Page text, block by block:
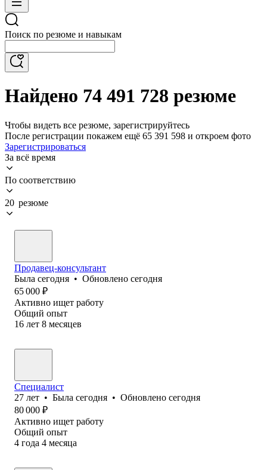
Поиск по резюме и навыкам
Найдено 74 491 728 резюме
Чтобы видеть все резюме, зарегистрируйтесь
После регистрации покажем ещё 65 391 598 и откроем фото
Зарегистрироваться
За всё время
По соответствию
20 резюме
Продавец-консультант
Была сегодня • Обновлено сегодня
65 000 ₽
Активно ищет работу
Общий опыт
16 лет 8 месяцев
Специалист
27 лет • Была сегодня • Обновлено сегодня
80 000 ₽
Активно ищет работу
Общий опыт
4 года 4 месяца